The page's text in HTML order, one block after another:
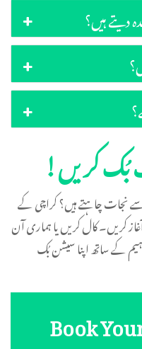
دیتے ہیں؟
بُک کریں!
نجات چاہتے ہیں؟ کراچی کے
کریں۔ کال کریں یا ہماری آن
کے ساتھ اپنا سیشن بُک
Book